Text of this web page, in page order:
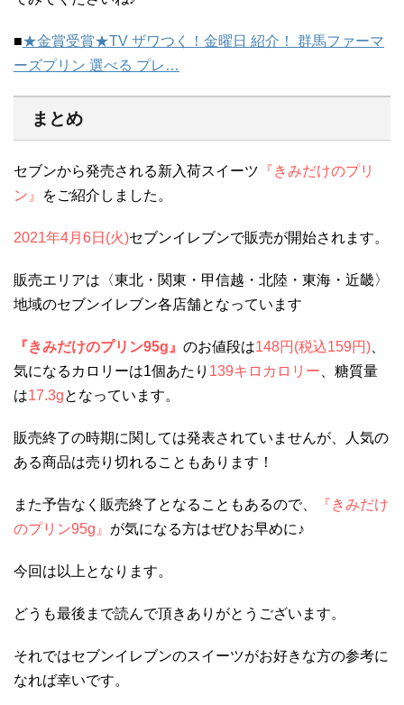
■★金賞受賞★TV ザワつく！金曜日 紹介！ 群馬ファーマ
ーズプリン 選べる プレ…
まとめ
セブンから発売される新入荷スイーツ 『きみだけのプリ
ン』
をご紹介しました。
2021年4月6日(火)セブンイレブンで販売が開始されます。
販売エリアは〈東北・関東・甲信越・北陸・東海・近畿〉
地域のセブンイレブン各店舗となっています
『きみだけのプリン95g』 のお値段は148円(税込159円)
気になるカロリーは1個あたり 139キロカロリー 、糖質量
は17.3gとなっています。
販売終了の時期に関しては発表されていませんが、人気の
ある商品は売り切れることもあります！
また予告なく販売終了となることもあるので、
『きみだけ
のプリン95g』 が気になる方はぜひお早めに♪
今回は以上となります。
どうも最後まで読んで頂きありがとうございます。
それではセブンイレブンのスイーツがお好きな方の参考に
なれば幸いです。